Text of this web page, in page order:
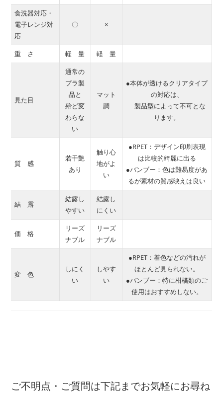
食洗器対応・
電子レンジ対
応
〇 ×
重 さ 軽 量 軽 量
見た目
通常の
プラ製
品と
殆ど変
わらな
い
マット
調
●本体が透けるクリアタイプ
の対応は、
製品型によって不可とな
ります。
質 感
若干艶
あり
触り心
地がよ
い
●RPET：デザイン印刷表現
は比較的綺麗に出る
●バンブー：色は難易度があ
るが素材の質感映えは良い
結 露
結露し
やすい
結露し
にくい
価 格
リーズ
ナブル
リーズ
ナブル
変 色
しにく
い
しやす
い
●RPET：着色などの汚れが
ほとんど見られない。
●バンブー：特に柑橘類のご
使用はおすすめしない。
ご不明点・ご質問は下記までお気軽にお尋ね